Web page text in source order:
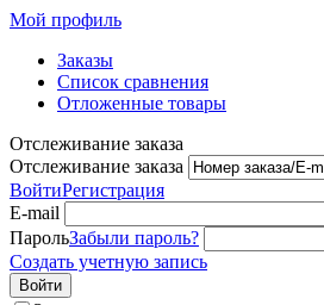
Мой профиль
Заказы
Список сравнения
Отложенные товары
Отслеживание заказа
Отслеживание заказа
ВойтиРегистрация
E-mail
ПарольЗабыли пароль?
Создать учетную запись
Войти